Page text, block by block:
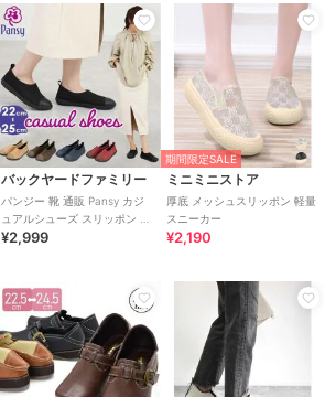
バックヤードファミリー
パンジー 靴 通販 Pansy カジ
ュアルシューズ スリッポン レ
ディース ストレッチ 軽い 軽量
¥2,999
期間限定SALE
ミニミニストア
厚底 メッシュスリッポン 軽量
スニーカー
¥2,190